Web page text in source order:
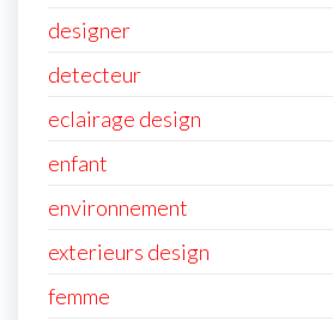
designer
detecteur
eclairage design
enfant
environnement
exterieurs design
femme